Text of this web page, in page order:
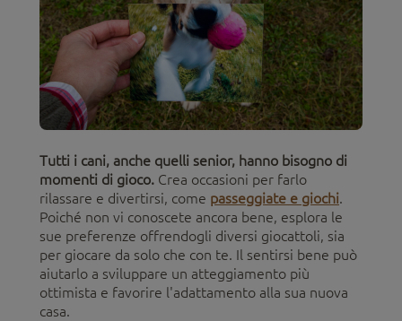
Tutti i cani, anche quelli senior, hanno bisogno di
momenti di gioco. Crea occasioni per farlo
rilassare e divertirsi, come passeggiate e giochi.
Poiché non vi conoscete ancora bene, esplora le
sue preferenze offrendogli diversi giocattoli, sia
per giocare da solo che con te. Il sentirsi bene può
aiutarlo a sviluppare un atteggiamento più
ottimista e favorire l'adattamento alla sua nuova
casa.